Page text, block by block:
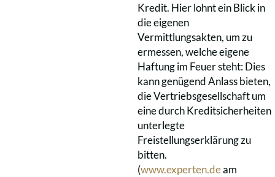
Kredit. Hier lohnt ein Blick in
die eigenen
Vermittlungsakten, um zu
ermessen, welche eigene
Haftung im Feuer steht: Dies
kann genügend Anlass bieten,
die Vertriebsgesellschaft um
eine durch Kreditsicherheiten
unterlegte
Freistellungserklärung zu
bitten.
(www.experten.deam